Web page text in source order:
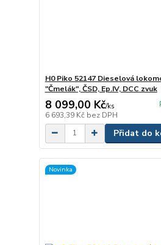
H0 Piko 52147 Dieselová
"Čmelák", ČSD, Ep.IV, DCC zvuk
8 099,00 Kč/ks
6 693,39 Kč bez DPH
Přidat do
Novinka